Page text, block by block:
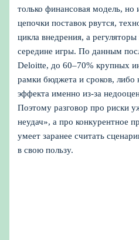
только финансовая модель, но
цепочки поставок рвутся,
цикла внедрения, а
середине игры. По данным
Deloitte, до 60–70% крупных
рамки бюджета и сроков, либо
эффекта именно из‑за
Поэтому разговор про риски
неудач», а про конкурентное
умеет заранее считать
в свою пользу.